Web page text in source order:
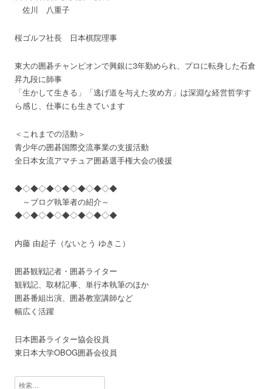
佐川 八重子
桜ゴルフ社長 日本棋院理事
東大の囲碁チャンピオンで興銀に3年勤められ、プロに転身した石倉
昇九段に師事
「生かして生きる」「逃げ道を与えた攻め方」は深淵な経営哲学す
ら感じ、仕事にも生きています
＜これまでの活動＞
青少年の囲碁国際交流事業の支援活動
全日本女流アマチュア囲碁選手権大会の後援
◆◇◆◇◆◇◆◇◆◇◆◇◆
～ブログ執筆者の紹介～
◆◇◆◇◆◇◆◇◆◇◆◇◆
内藤 由起子（ないとう ゆきこ）
囲碁観戦記者・囲碁ライター
観戦記、取材記事、単行本執筆のほか
囲碁番組出演、囲碁教室講師など
幅広く活躍
日本囲碁ライター協会役員
東日本大学OBOG囲碁会役員
検